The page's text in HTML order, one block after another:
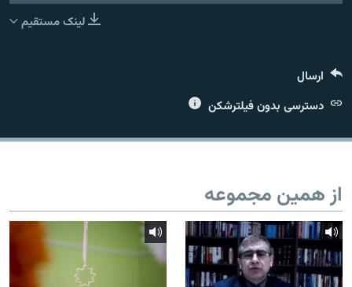
لینک مستقیم
ارسال
دسترسی بدون فیلترشکن
از همین مجموعه